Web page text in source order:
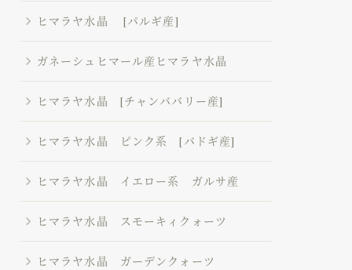
ヒマラヤ水晶 [パルギ産]
ガネーシュヒマール産ヒマラヤ水晶
ヒマラヤ水晶 [チャンババリー産]
ヒマラヤ水晶 ピンク系 [バドギ産]
ヒマラヤ水晶 イエロー系 ガルサ産
ヒマラヤ水晶 スモーキィクォーツ
ヒマラヤ水晶 ガーデンクォーツ